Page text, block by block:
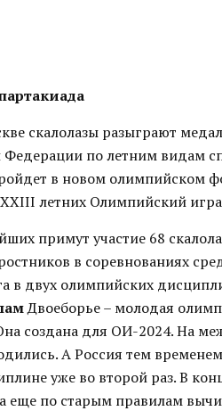
скалолазы разыграют
Федерации по летним видам
в новом олимпийском
летних Олимпийский
примут участие 68
в соревнованиях
в двух олимпийских
Двоеборье – молодая
создана для ОИ-2024. На
А Россия тем
уже во второй раз. В
еще по старым правилам